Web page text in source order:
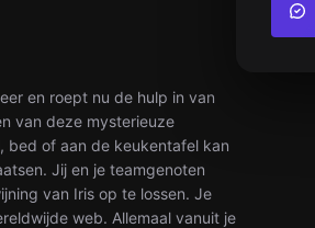
en roept nu de hulp in van
van deze mysterieuze
bed of aan de keukentafel kan
Jij en je teamgenoten
van Iris op te lossen. Je
web. Allemaal vanuit je